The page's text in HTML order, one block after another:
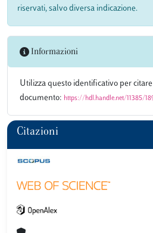
riservati, salvo diversa indicazione.
Informazioni
Utilizza questo identificativo per
documento: https://hdl.handle.net/11385/
Citazioni